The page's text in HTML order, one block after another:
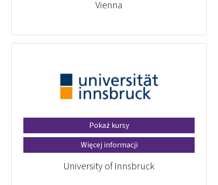
Vienna
Pokaż kursy
Więcej informacji
University of Innsbruck